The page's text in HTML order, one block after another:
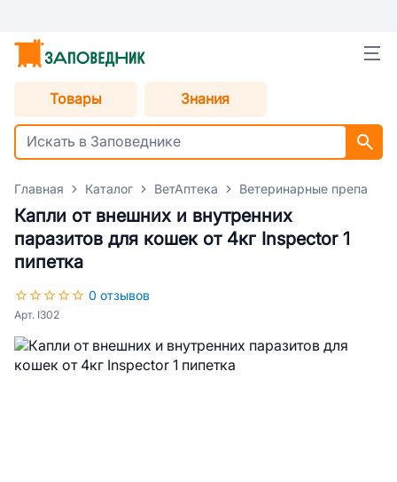
Товары Знания
Главная Каталог ВетАптека Ветеринарные
Капли от внешних и внутренних
паразитов для кошек от 4кг Inspector 1
пипетка
0 отзывов
Арт. I302